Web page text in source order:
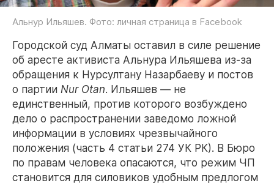
Альнур Ильяшев. Фото: личная страница в Facebook
Городской суд Алматы оставил в силе решение
об аресте активиста Альнура Ильяшева из-за
обращения к Нурсултану Назарбаеву и постов
о партии Nur Otan. Ильяшев — не
единственный, против которого возбуждено
дело о распространении заведомо ложной
информации в условиях чрезвычайного
положения (часть 4 статьи 274 УК РК). В Бюро
по правам человека опасаются, что режим ЧП
становится для силовиков удобным предлогом